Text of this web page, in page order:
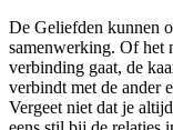
De Geliefden kunnen
samenwerking. Of het
verbinding gaat, de
verbindt met de ander
Vergeet niet dat je